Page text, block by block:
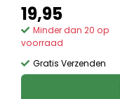
19,95
Minder dan 20 op
voorraad
Gratis Verzenden